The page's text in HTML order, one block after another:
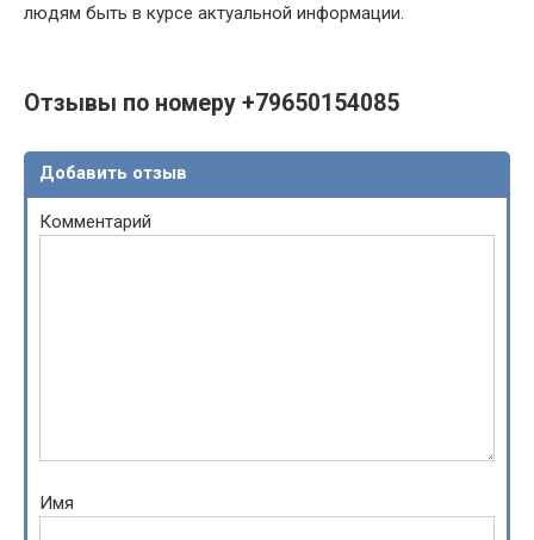
людям быть в курсе актуальной информации.
Отзывы по номеру +79650154085
Добавить отзыв
Комментарий
Имя